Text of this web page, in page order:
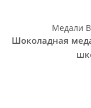
Медали
Шоколадная